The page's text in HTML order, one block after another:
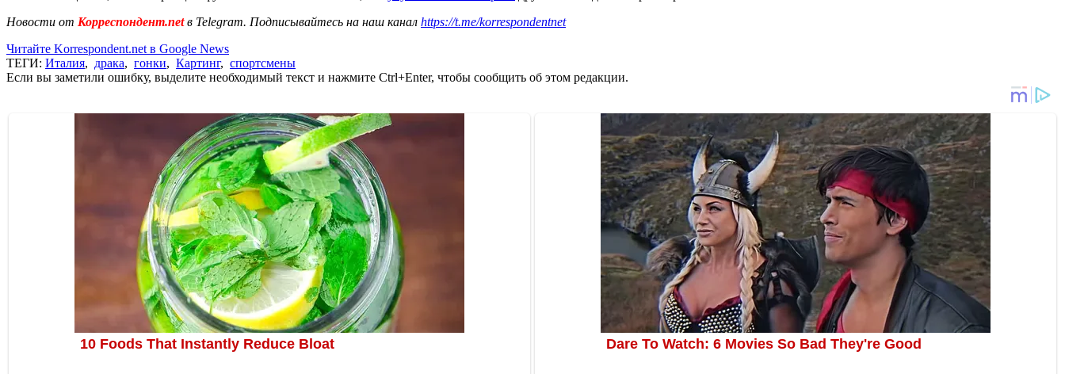
Новости от Корреспондент.netв Telegram. Подписывайтесь на наш канал https://t.me/korrespondentnet
Читайте Korrespondent.net в Google News
ТЕГИ: Италия, драка, гонки, Картинг, спортсмены
Если вы заметили ошибку, выделите необходимый текст и нажмите Ctrl+Enter, чтобы сообщить об этом редакции.